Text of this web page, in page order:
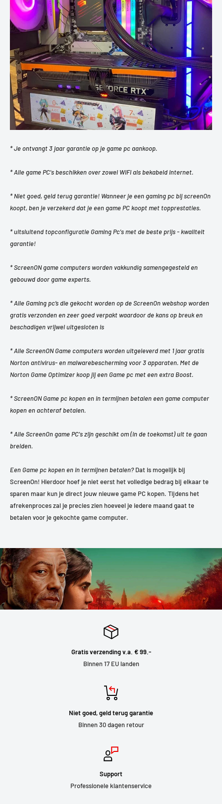
* Je ontvangt 3 jaar garantie op je game pc aankoop.
* Alle game PC's beschikken over zowel WiFi als bekabeld internet.
* Niet goed, geld terug garantie! Wanneer je een gaming pc bij screenOn
koopt, ben je verzekerd dat je een game PC koopt met topprestaties.
* uitsluitend topconfiguratie Gaming Pc's met de beste prijs - kwaliteit
garantie!
* ScreenON game computers worden vakkundig samengegesteld en
gebouwd door game experts.
* Alle Gaming pc’s die gekocht worden op de ScreenOn webshop worden
gratis verzonden en zeer goed verpakt waardoor de kans op breuk en
beschadigen vrijwel uitgesloten is
* Alle ScreenON Game computers worden uitgeleverd met 1 jaar gratis
Norton antivirus- en malwarebescherming voor 3 apparaten. Met de
Norton Game Optimizer koop jij een Game pc met een extra Boost.
* ScreenON Game pc kopen en in termijnen betalen een game computer
kopen en achteraf betalen.
* Alle ScreenOn game PC's zijn geschikt om (in de toekomst) uit te gaan
breiden.
Een Game pc kopen en in termijnen betalen?Dat is mogelijk bij
ScreenOn! Hierdoor hoef je niet eerst het volledige bedrag bij elkaar te
sparen maar kun je direct jouw nieuwe game PC kopen. Tijdens het
afrekenproces zal je precies zien hoeveel je iedere maand gaat te
betalen voor je gekochte game computer.
Gratis verzending v.a. € 99.-
Binnen 17 EU landen
Niet goed, geld terug garantie
Binnen 30 dagen retour
Support
Professionele klantenservice